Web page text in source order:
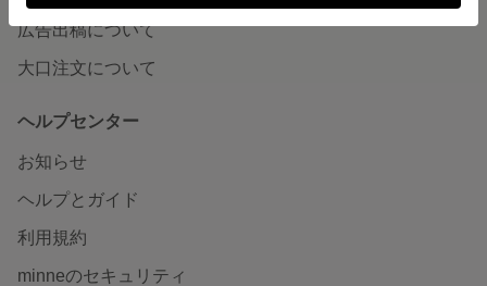
広告出稿について
大口注文について
ヘルプセンター
お知らせ
ヘルプとガイド
利用規約
minneのセキュリティ